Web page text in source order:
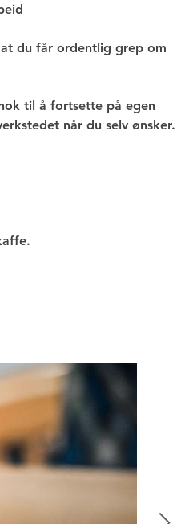
du får ordentlig grep om
til å fortsette på egen
når du selv ønsker.